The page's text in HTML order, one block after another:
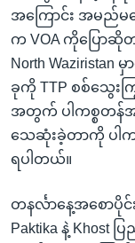
အကြောင်း အမည်မ
က VOA ကိုပြောဆို
North
ခုကို TTP စစ်သွေး
အတွက် ပါကစ္စတန်အ
သေဆုံးခဲ့တာကို ပ
ရပါတယ်။
တနင်္လာနေ့အစောပို
Paktika နဲ့ Khost